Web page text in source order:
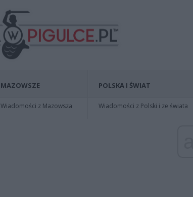
MAZOWSZE
Wiadomości z Mazowsza
POLSKA I ŚWIAT
Wiadomości z Polski i ze świata